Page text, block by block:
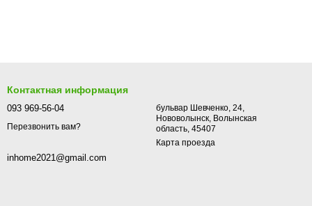
Контактная информация
093 969-56-04
Перезвонить вам?
inhome2021@gmail.com
бульвар Шевченко, 24,
Нововолынск, Волынская
область, 45407
Карта проезда